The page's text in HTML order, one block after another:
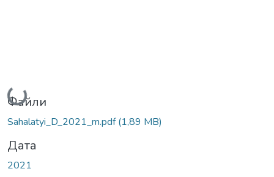
Вантажиться...
Файли
Sahalatyi_D_2021_m.pdf(1,89 MB)
Дата
2021